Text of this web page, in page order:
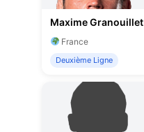
Maxime Granouillet
France
Deuxième Ligne